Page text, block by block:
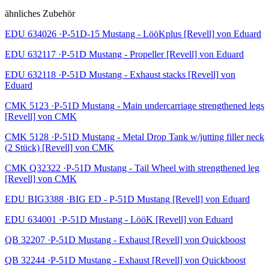
ähnliches Zubehör
EDU 634026 ·P-51D-15 Mustang - LööKplus [Revell] von Eduard
EDU 632117 ·P-51D Mustang - Propeller [Revell] von Eduard
EDU 632118 ·P-51D Mustang - Exhaust stacks [Revell] von
Eduard
CMK 5123 ·P-51D Mustang - Main undercarriage strengthened legs
[Revell] von CMK
CMK 5128 ·P-51D Mustang - Metal Drop Tank w/jutting filler neck
(2 Stück) [Revell] von CMK
CMK Q32322 ·P-51D Mustang - Tail Wheel with strengthened leg
[Revell] von CMK
EDU BIG3388 ·BIG ED - P-51D Mustang [Revell] von Eduard
EDU 634001 ·P-51D Mustang - LööK [Revell] von Eduard
QB 32207 ·P-51D Mustang - Exhaust [Revell] von Quickboost
QB 32244 ·P-51D Mustang - Exhaust [Revell] von Quickboost